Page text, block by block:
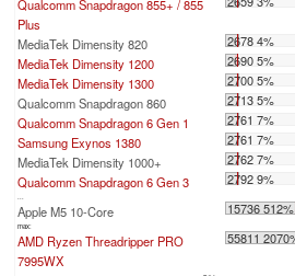
Qualcomm Snapdragon 855+ / 855
Plus
MediaTek Dimensity 820
2678 4%
MediaTek Dimensity 1200
2690 5%
MediaTek Dimensity 1300
2700 5%
Qualcomm Snapdragon 860
2713 5%
Qualcomm Snapdragon 6 Gen 1
2761 7%
Samsung Exynos 1380
2761 7%
MediaTek Dimensity 1000+
2762 7%
Qualcomm Snapdragon 6 Gen 3
2792 9%
...
Apple M5 10-Core 15736 512%
max:
AMD Ryzen Threadripper PRO
7995WX
55811